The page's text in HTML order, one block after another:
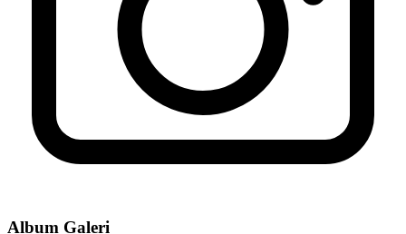
Album Galeri